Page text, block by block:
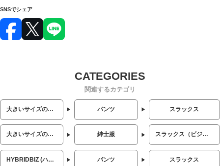
SNSでシェア
関連するカテゴリ
大きいサイズのメンズ服 パンツ スラックス
大きいサイズのメンズ服 紳士服 スラックス（ビジネス）
HYBRIDBIZ (ハイブリッドビズ) パンツ スラックス